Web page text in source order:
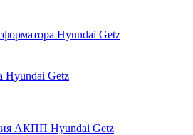
Hyundai Getz
Hyundai Getz
АКПП Hyundai Getz